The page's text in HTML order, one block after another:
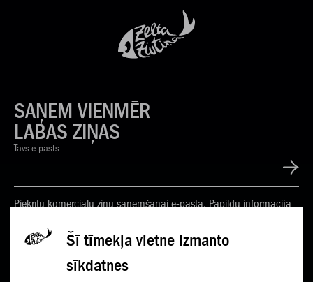
Šī tīmekļa vietne izmanto
sīkdatnes
SAŅEM VIENMĒR
LABAS ZIŅAS
Tavs e-pasts
Piekrītu komerciālu ziņu saņemšanai e-pastā. Papildu informācija